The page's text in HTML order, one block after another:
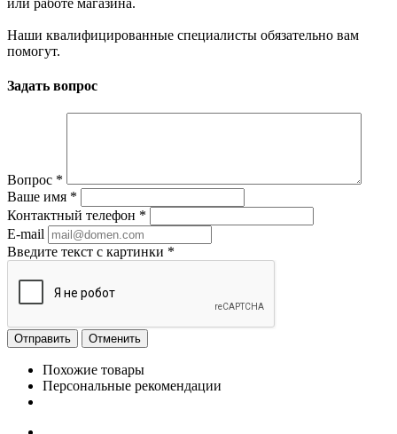
Наши квалифицированные специалисты обязательно вам
помогут.
Задать вопрос
Вопрос *
Ваше имя *
Контактный телефон *
E-mail
Введите текст с картинки *
Отменить
Похожие товары
Персональные рекомендации